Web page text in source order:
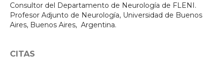
Consultor del Departamento de Neurología de FLENI.
Profesor Adjunto de Neurología, Universidad de Buenos
Aires, Buenos Aires, Argentina.
CITAS